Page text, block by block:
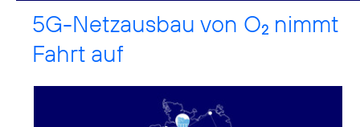
5G-Netzausbau von O2 nimmt
Fahrt auf